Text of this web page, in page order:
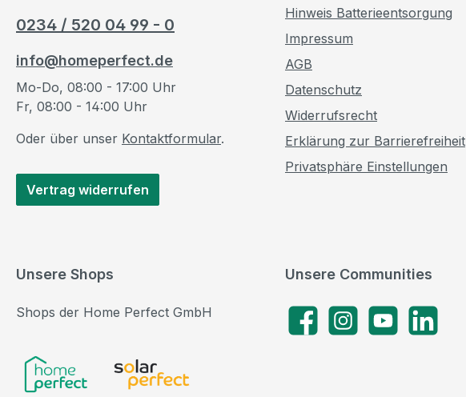
0234 / 520 04 99 - 0
info@homeperfect.de
Mo-Do, 08:00 - 17:00 Uhr
Fr, 08:00 - 14:00 Uhr
Oder über unser Kontaktformular.
Vertrag widerrufen
Hinweis Batterieentsorgung
Impressum
AGB
Datenschutz
Widerrufsrecht
Erklärung zur Barrierefreiheit
Privatsphäre Einstellungen
Unsere Communities
FacebookInstagramYouTubeLinkedIn
Unsere Shops
Shops der Home Perfect GmbH